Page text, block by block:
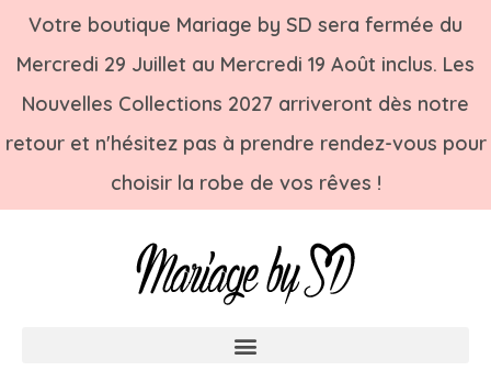
Votre boutique Mariage by SD sera fermée du
Mercredi 29 Juillet au Mercredi 19 Août inclus. Les
Nouvelles Collections 2027 arriveront dès notre
retour et n'hésitez pas à prendre rendez-vous pour
choisir la robe de vos rêves !